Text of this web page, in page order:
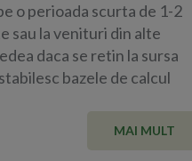
o perioada scurta de 1-2
sau la venituri din alte
daca se retin la sursa
bazele de calcul
MAI MULT